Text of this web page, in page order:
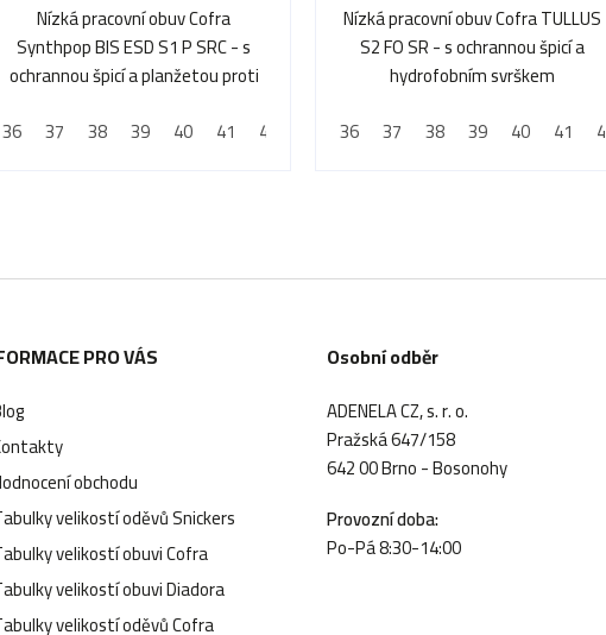
44 45 46 47
Nízká pracovní obuv Cofra
Synthpop BIS ESD S1 P SRC - s
ochrannou špicí a planžetou proti
36 37 38 39 40 41 42 44 45 46 47 48 49 50
Nízká pracovní obuv Cofra TULLUS
S2 FO SR - s ochrannou špicí a
hydrofobním svrškem
36
37 38 39 40 41 42
PRO VÁS
obchodu
velikostí oděvů Snickers
velikostí obuvi Cofra
velikostí obuvi Diadora
velikostí oděvů Cofra
Osobní odběr
ADENELA CZ, s. r. o.
Pražská 647/158
642 00 Brno - Bosonohy
Provozní doba:
Po-Pá 8:30-14:00